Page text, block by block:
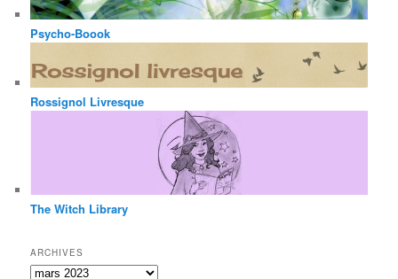
Psycho-Boook
Rossignol Livresque
The Witch Library
ARCHIVES
Archives